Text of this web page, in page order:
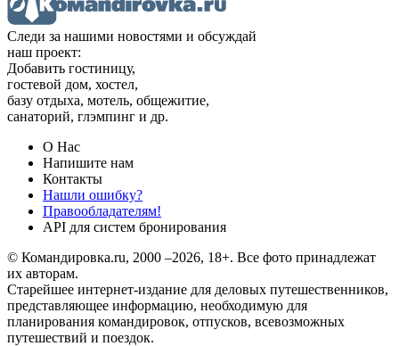
Следи за нашими новостями и обсуждай
наш проект:
Добавить гостиницу,
гостевой дом, хостел,
базу отдыха, мотель, общежитие,
санаторий, глэмпинг и др.
О Нас
Напишите нам
Контакты
Нашли ошибку?
Правообладателям!
API для систем бронирования
© Командировка.ru, 2000 –2026, 18+. Все фото принадлежат
их авторам.
Старейшее интернет-издание для деловых путешественников,
представляющее информацию, необходимую для
планирования командировок, отпусков, всевозможных
путешествий и поездок.